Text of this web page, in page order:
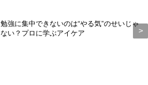
勉強に集中できないのは“やる気”のせいじゃ
ない？プロに学ぶアイケア